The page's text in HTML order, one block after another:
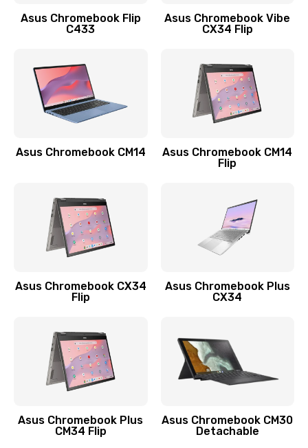
Заказать
Замена разъема зарядки (питания)
390 руб.
Замена разъёма наушников (гарнитуры)
Замена кнопок громкости
Защита гидрогелевой пленкой
Asus Chromebook Flip
C433
Asus Chromebook Vibe
CX34 Flip
Asus Chromebook CM14
Asus Chromebook CM14
Flip
Asus Chromebook CX34
Flip
Asus Chromebook Plus
CX34
Asus Chromebook Plus
CM34 Flip
Asus Chromebook CM30
Detachable